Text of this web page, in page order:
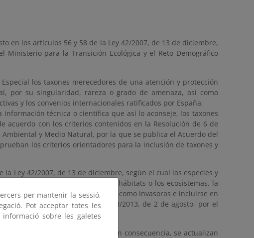
en los artículos 56 y 58 de la Ley 42/2007, de 13 de diciembre,
para la Transición Ecológica y el Reto Demográfico
los taxones merecedores de una atención y protección
por su singularidad, rareza o grado de amenaza, así como
y los convenios internacionales ratificados por España.
información técnica o científica que así lo aconseje, los taxones
acuerdo con los criterios contenidos en la Resolución de 6 de
y Medio Natural, por la que se publica el Acuerdo del
los criterios orientadores para la inclusión de taxones y
Ley 42/2007, de 13 de diciembre, según el cual las especies y
las especies autóctonas, los hábitats o los ecosistemas, la
natural deben considerarse como invasoras e incluirse en
artículo 5 del Real Decreto 630/2013, de 2 de agosto, por el
los instrumentos mencionados. En consecuencia, se actualizan
per mantenir la sessió,
Pot acceptar totes les
sobre les galetes